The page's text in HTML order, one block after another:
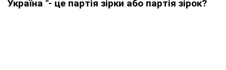
Україна "- це партія зірки або партія зірок?